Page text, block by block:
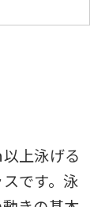
上泳げる
です。泳